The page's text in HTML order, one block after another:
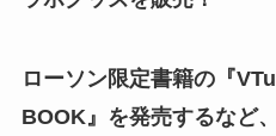
ローソン限定書籍の『
BOOK』を発売するなど